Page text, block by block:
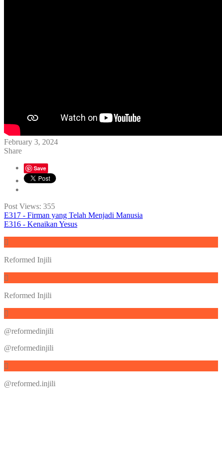
February 3, 2024
Share
Save
Post Views: 355
E317 - Firman yang Telah Menjadi Manusia
E316 - Kenaikan Yesus
Reformed Injili
Reformed Injili
@reformedinjili
@reformedinjili
@reformed.injili